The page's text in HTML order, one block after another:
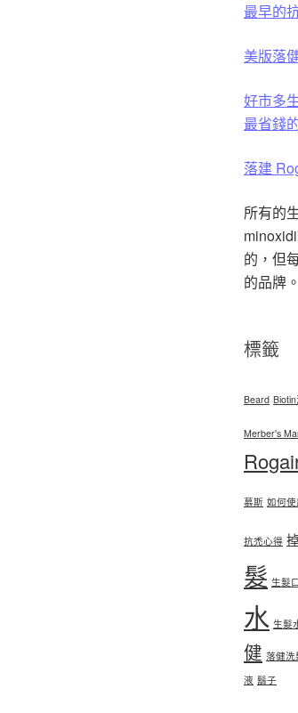
最早的
美版落
好市多
最省錢
落建
所有的
的，但
的品牌。
標籤
Beard
Merber's
慕斯 如何
抗禿心得
髮 生髮
水 生髮
健 落健洗
液 鬍子